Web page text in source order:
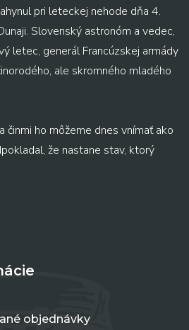
pri leteckej nehode dňa 4.
Slovenský astronóm a vedec,
letec, generál Francúzskej armády
ale skromného mladého
činmi ho môžeme dnes vnímať ako
že nastane stav, ktorý
objednávky